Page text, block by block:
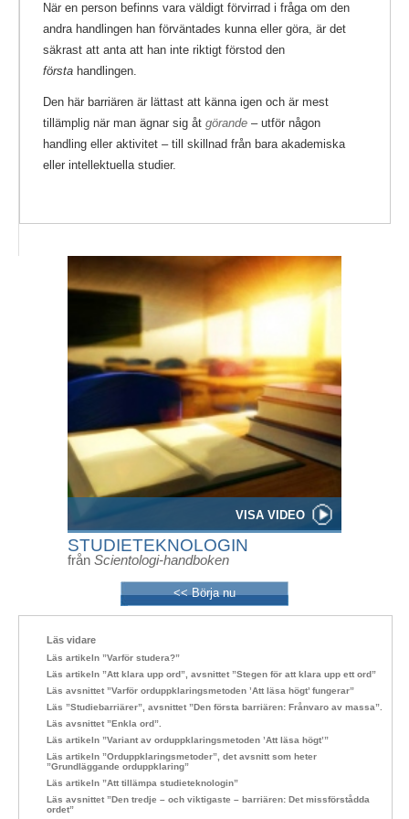
VISA VIDEO
STUDIETEKNOLOGIN
från Scientologi-handboken
<< Börja nu
När en person befinns vara väldigt förvirrad i fråga om den
andra handlingen han förväntades kunna eller göra, är det
säkrast att anta att han inte riktigt förstod den
första handlingen.
Den här barriären är lättast att känna igen och är mest
tillämplig när man ägnar sig åt görande – utför någon
handling eller aktivitet – till skillnad från bara akademiska
eller intellektuella studier.
Läs vidare
Läs artikeln ”Varför studera?”
Läs artikeln ”Att klara upp ord”, avsnittet ”Stegen för att klara upp ett ord”
Läs avsnittet ”Varför orduppklaringsmetoden ’Att läsa högt’ fungerar”
Läs ”Studiebarriärer”, avsnittet ”Den första barriären: Frånvaro av massa”.
Läs avsnittet ”Enkla ord”.
Läs artikeln ”Variant av orduppklaringsmetoden ’Att läsa högt’”
Läs artikeln ”Orduppklaringsmetoder”, det avsnitt som heter
”Grundläggande orduppklaring”
Läs artikeln ”Att tillämpa studieteknologin”
Läs avsnittet ”Den tredje – och viktigaste – barriären: Det missförstådda
ordet”